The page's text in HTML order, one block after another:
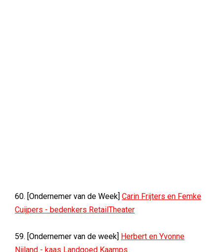
60. [Ondernemer van de Week] Carin Frijters en Femke
Cuijpers - bedenkers RetailTheater
59. [Ondernemer van de week] Herbert en Yvonne
Nijland - kaas Landgoed Kaamps